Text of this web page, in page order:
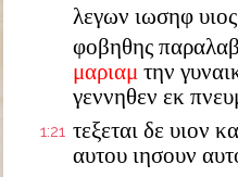
λεγων ιωσηφ υιος
φοβηθης
μαριαμ την
γεννηθεν εκ
1:21 τεξεται δε υιον
αυτου ιησουν